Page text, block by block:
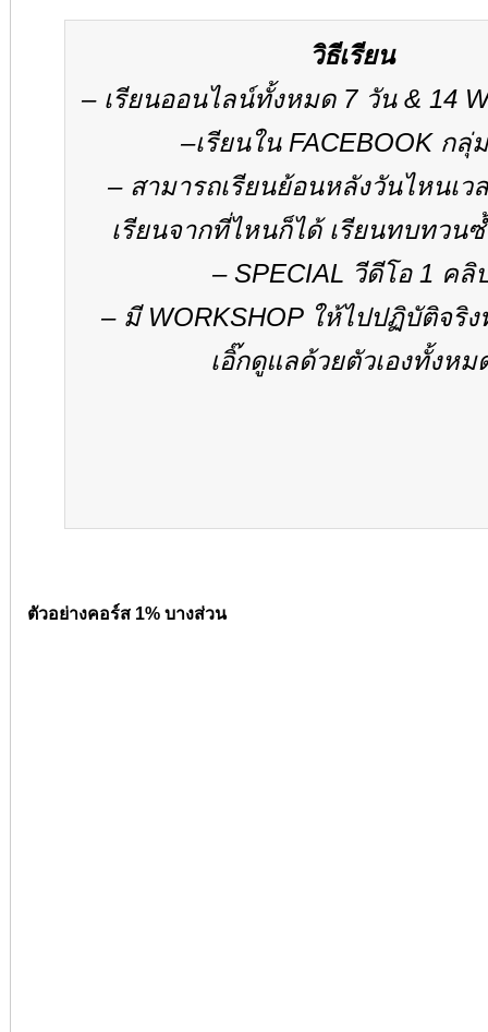
วิธีเรียน
– เรียนออนไลน์ทั้งหมด7 วัน& 14
–เรียนในFACEBOOK กลุ่
– สามารถเรียนย้อนหลังวันไหนเว
เรียนจากที่ไหนก็ได้ เรียนทบทวน
– SPECIAL วีดีโอ 1 คลิ
– มีWORKSHOP ให้ไปปฏิบัติจริ
เอิ๊กดูแลด้วยตัวเองทั้งหม
ตัวอย่างคอร์ส 1% บางส่วน